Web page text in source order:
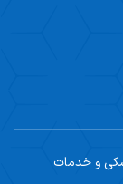
و خدمات